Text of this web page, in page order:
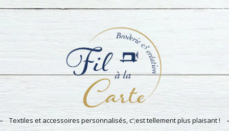
Textiles et accessoires personnalisés, c';est tellement plus plaisant !